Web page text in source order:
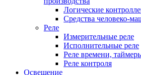
Логические
Средства человеко-
Реле
Измерительные реле
Исполнительные реле
Реле времени,
Реле контроля
Освещение